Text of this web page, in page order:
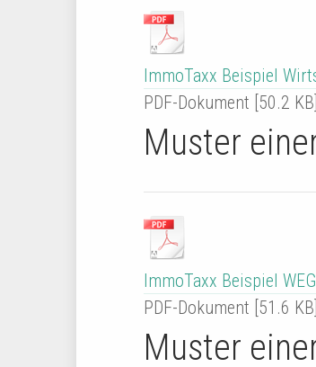
ImmoTaxx Beispiel
PDF-Dokument [50.2 KB]
Muster
ImmoTaxx Beispiel
PDF-Dokument [51.6 KB]
Muster